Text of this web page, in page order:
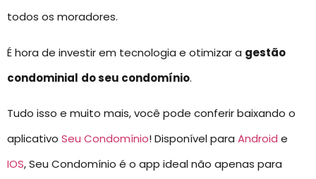
todos os moradores.
É hora de investir em tecnologia e otimizar a gestão
condominial do seu condomínio.
Tudo isso e muito mais, você pode conferir baixando o
aplicativo Seu Condomínio! Disponível para Android e
IOS, Seu Condomínio é o app ideal não apenas para